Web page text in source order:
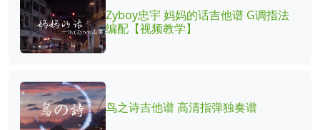
Zyboy忠宇 妈妈的话吉他谱 G调指法
编配【视频教学】
鸟之诗吉他谱 高清指弹独奏谱